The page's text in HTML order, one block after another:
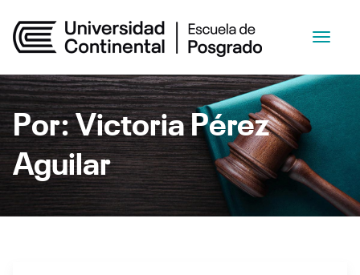
Por: Victoria Pérez
Aguilar